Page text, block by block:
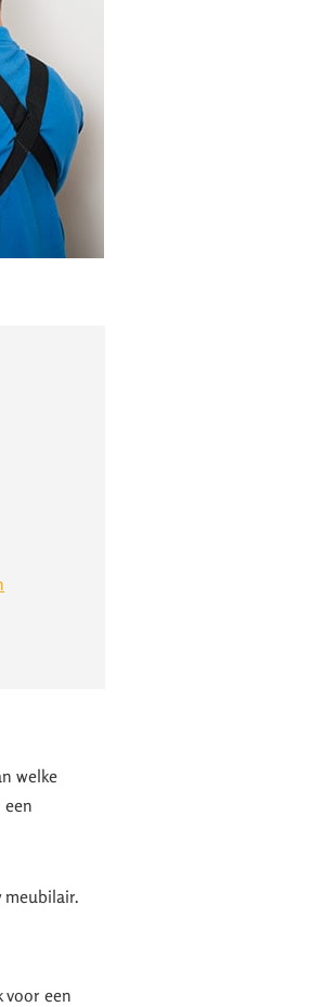
welke
meubilair.
voor een